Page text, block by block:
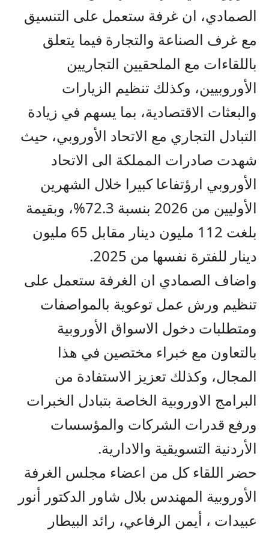
الصمادي، ان غرفة ستعمل على التنسيق
مع غرف الصناعة والتجارة فيما يتعلق
باللقاءات مع الملحقيين التجاريين
الأوروبيين، وكذلك تنظيم الزيارات
والبعثات الاقتصادية، بما يسهم في زيادة
التبادل التجاري مع الاتحاد الأوروبي، حيث
شهدت صادرات المملكة الى الاتحاد
الأوروبي ارؤتفاعا كبيرا خلال الشهرين
الأوليين من 2026 بنسبة 72.3%، وبقيمة
بلغت 112 مليون دينار مقابل 65 مليون
دينار للفترة نفسها من 2025.
واضاف الصمادي ان الغرفة ستعمل على
تنظيم ورش عمل توعوية بالمواصفات
ومتطلبات دخول الاسواق الأوروبية
بالتعاون مع خبراء مختصين في هذا
المجال، وكذلك تعزيز الاستفادة من
البرامج الاوروبية الخاصة بتبادل الخبرات
ورفع قدرات الشركات والمؤسسات
الأردنية التسويقية والادارية.
حضر اللقاء كل من اعضاء مجلس الغرفة
الأوروبية المهندس بلال شاور الدكتور أنور
عبيدات ، أيمن الرفاعي، رائد البيطار